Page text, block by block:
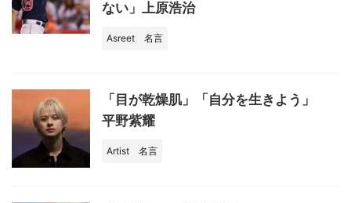
ない」上原浩治
Asreet 名言
「目が乾燥肌」「自分を生きよう」
平野紫耀
Artist 名言